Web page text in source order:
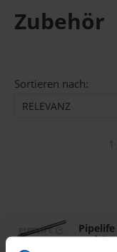
Zubehör
Sortieren nach:
RELEVANZ
und